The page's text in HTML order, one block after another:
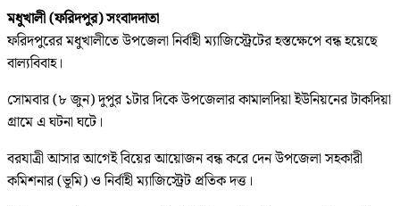
মধুখালী (ফরিদপুর) সংবাদদাতা
ফরিদপুরের মধুখালীতে উপজেলা নির্বাহী ম্যাজিস্ট্রেটের হস্তক্ষেপে বন্ধ হয়েছে
বাল্যবিবাহ।
সোমবার (৮ জুন) দুপুর ১টার দিকে উপজেলার কামালদিয়া ইউনিয়নের টাকদিয়া
গ্রামে এ ঘটনা ঘটে।
বরযাত্রী আসার আগেই বিয়ের আয়োজন বন্ধ করে দেন উপজেলা সহকারী
কমিশনার (ভূমি) ও নির্বাহী ম্যাজিস্ট্রেট প্রতিক দত্ত।